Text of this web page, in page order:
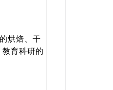
烘焙、干
育科研的